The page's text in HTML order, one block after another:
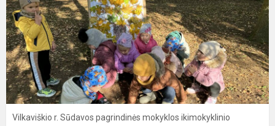
Vilkaviškio r. Sūdavos pagrindinės mokyklos ikimokyklinio